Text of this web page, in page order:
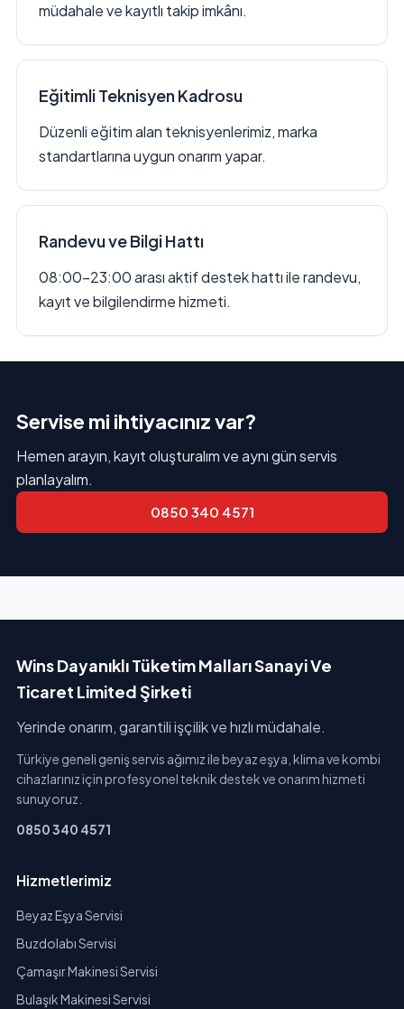
müdahale ve kayıtlı takip imkânı.
Eğitimli Teknisyen Kadrosu
Düzenli eğitim alan teknisyenlerimiz, marka
standartlarına uygun onarım yapar.
Randevu ve Bilgi Hattı
08:00–23:00 arası aktif destek hattı ile randevu,
kayıt ve bilgilendirme hizmeti.
Servise mi ihtiyacınız var?
Hemen arayın, kayıt oluşturalım ve aynı gün servis
planlayalım.
0850 340 4571
Wins Dayanıklı Tüketim Malları Sanayi Ve
Ticaret Limited Şirketi
Yerinde onarım, garantili işçilik ve hızlı müdahale.
Türkiye geneli geniş servis ağımız ile beyaz eşya, klima ve kombi
cihazlarınız için profesyonel teknik destek ve onarım hizmeti
sunuyoruz.
0850 340 4571
Hizmetlerimiz
Beyaz Eşya Servisi
Buzdolabı Servisi
Çamaşır Makinesi Servisi
Bulaşık Makinesi Servisi